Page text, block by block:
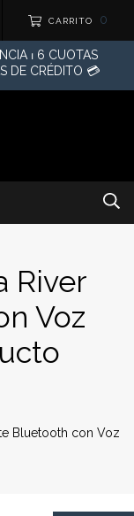
CARRITO 0
⏐ 6 CUOTAS
DE CRÉDITO 💳
River
Voz
Bluetooth con Voz